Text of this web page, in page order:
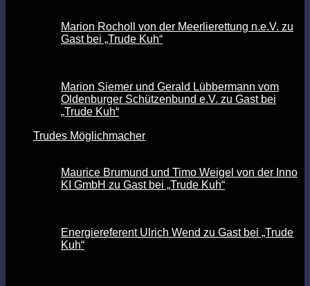
Marion Rocholl von der Meerlierettung n.e.V. zu
Gast bei „Trude Kuh“
Marion Siemer und Gerald Lübbermann vom
Oldenburger Schützenbund e.V. zu Gast bei
„Trude Kuh“
Trudes Möglichmacher
Maurice Brumund und Timo Weigel von der Inno
KI GmbH zu Gast bei „Trude Kuh“
Energiereferent Ulrich Wend zu Gast bei „Trude
Kuh“